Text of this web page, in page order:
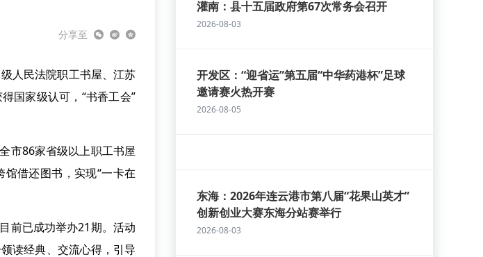
分享至
人民法院职工书屋、江苏
国家级认可，“书香工会”
市86家省级以上职工书屋
借还图书，实现“一卡在
前已成功举办21期。活动
读经典、交流心得，引导
灌南：县十五届政府第67次常务会召开
2026-08-03
开发区：“迎省运”第五届“中华药港杯”足球
邀请赛火热开赛
2026-08-05
东海：2026年连云港市第八届“花果山英才”
创新创业大赛东海分站赛举行
2026-08-03